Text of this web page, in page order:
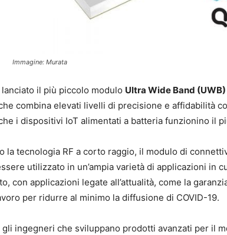
Immagine: Murata
lanciato il più piccolo modulo Ultra Wide Band (UWB)
combina elevati livelli di precisione e affidabilità
i dispositivi IoT alimentati a batteria funzionino il
la tecnologia RF a corto raggio, il modulo di
utilizzato in un’ampia varietà di applicazioni in
con applicazioni legate all’attualità, come la
per ridurre al minimo la diffusione di COVID-19.
gli ingegneri che sviluppano prodotti avanzati per il